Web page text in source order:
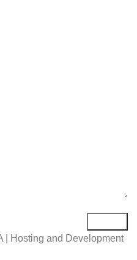
| Hosting and Development